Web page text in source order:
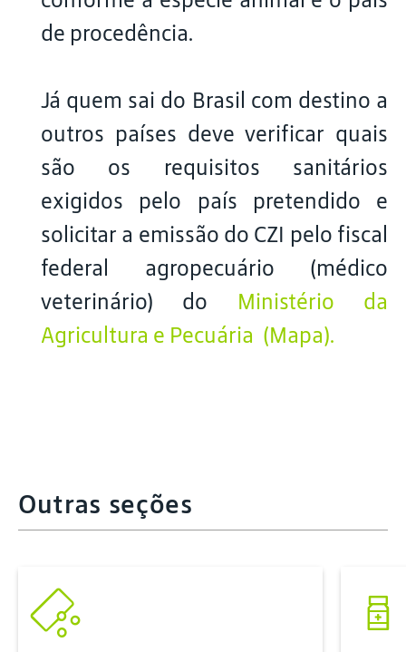
de procedência.
Já quem sai do Brasil com destino a
outros países deve verificar quais
são os requisitos sanitários
exigidos pelo país pretendido e
solicitar a emissão do CZI pelo fiscal
federal agropecuário (médico
veterinário) do Ministério da
Agricultura e Pecuária (Mapa).
Outras seções